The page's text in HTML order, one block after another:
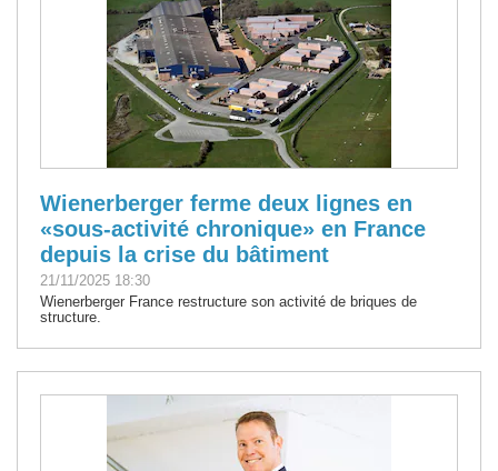
Wienerberger ferme deux lignes en
«sous-activité chronique» en France
depuis la crise du bâtiment
21/11/2025 18:30
Wienerberger France restructure son activité de briques de
structure.